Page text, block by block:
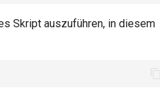
Skript auszuführen, in diesem